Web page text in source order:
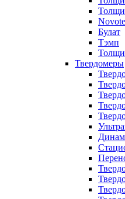
Булат
Тэмп
Твердомеры